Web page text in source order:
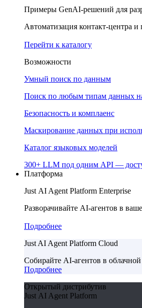
Примеры GenAI-решений для
Автоматизация контакт-центра
Перейти к каталогу
Возможности
Умный поиск по данным
Поиск по любым типам данных
Безопасность и комплаенс
Маскирование данных при
Каталог языковых моделей
300+ LLM под одним API —
Платформа
Just AI Agent Platform Enterprise
Разворачивайте AI-агентов в
Подробнее
Just AI Agent Platform Cloud
Собирайте AI-агентов в
Подробнее
Открытый дистрибутив
Just AI Agent Platform